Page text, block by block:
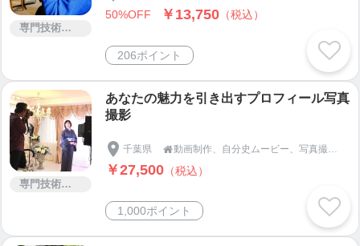
専門技術サービス
50%OFF ￥13,750 （税込）
206ポイント
専門技術サービス
あなたの魅力を引き出すプロフィール写真
撮影
千葉県 
￥27,500 （税込）
1,000ポイント